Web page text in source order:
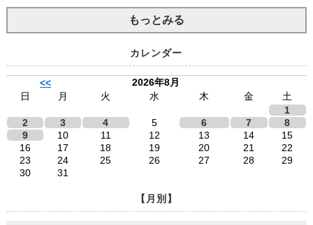
もっとみる
カレンダー
<<
2026年8月
日
月 火 水 木 金
土
1
2
3 4 5 6 7
8
9
10 11 12 13 14
15
16
17 18 19 20 21
22
23
24 25 26 27 28
29
30
31
【月別】